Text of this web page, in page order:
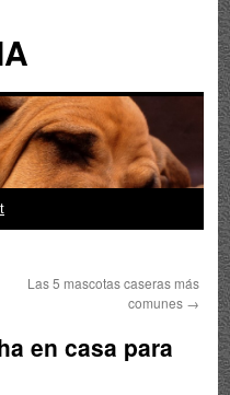
Las 5 mascotas caseras más
comunes →
en casa para